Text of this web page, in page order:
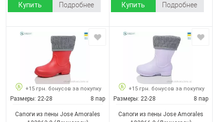
Купить Подробнее Купить Подробнее
+15 грн. бонусов за покупку
Размеры: 22-28 8 пар
Сапоги из пены Jose Amorales
+15 грн. бонусов за покупку
Размеры: 22-28 8 пар
Сапоги из пены Jose Amorales